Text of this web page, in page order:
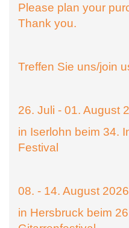
Please plan your
Thank you.
Treffen Sie uns/join
26. Juli - 01. August
in Iserlohn beim 34.
Festival
08. - 14. August 2026
in Hersbruck beim